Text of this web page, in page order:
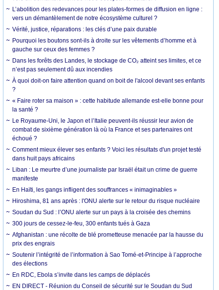
L’abolition des redevances pour les plates-formes de diffusion en ligne :
vers un démantèlement de notre écosystème culturel ?
Vérité, justice, réparations : les clés d’une paix durable
Pourquoi les boutons sont-ils à droite sur les vêtements d’homme et à
gauche sur ceux des femmes ?
Dans les forêts des Landes, le stockage de CO₂ atteint ses limites, et ce
n’est pas seulement dû aux incendies
À quoi doit-on faire attention quand on boit de l'alcool devant ses enfants
?
« Faire roter sa maison » : cette habitude allemande est-elle bonne pour
la santé ?
Le Royaume-Uni, le Japon et l’Italie peuvent-ils réussir leur avion de
combat de sixième génération là où la France et ses partenaires ont
échoué ?
Comment mieux élever ses enfants ? Voici les résultats d'un projet testé
dans huit pays africains
Liban : Le meurtre d’une journaliste par Israël était un crime de guerre
manifeste
En Haïti, les gangs infligent des souffrances « inimaginables »
Hiroshima, 81 ans après : l'ONU alerte sur le retour du risque nucléaire
Soudan du Sud : l’ONU alerte sur un pays à la croisée des chemins
300 jours de cessez-le-feu, 300 enfants tués à Gaza
Afghanistan : une récolte de blé prometteuse menacée par la hausse du
prix des engrais
Soutenir l’intégrité de l’information à Sao Tomé-et-Principe à l’approche
des élections
En RDC, Ebola s’invite dans les camps de déplacés
EN DIRECT - Réunion du Conseil de sécurité sur le Soudan du Sud